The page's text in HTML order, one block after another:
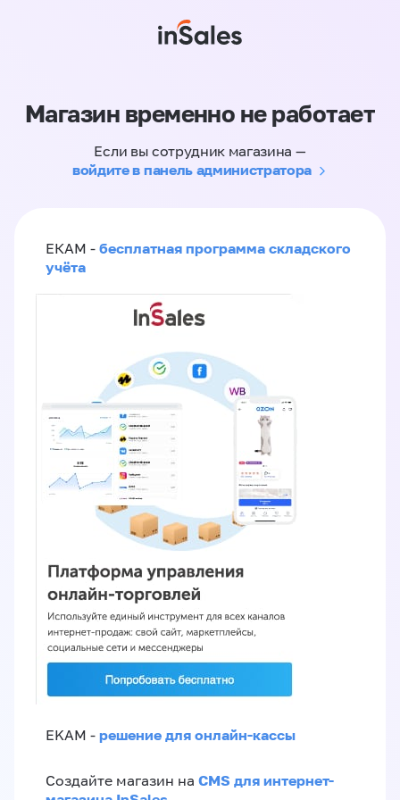
Магазин временно не работает
Если вы сотрудник магазина —
войдите в панель администратора
ЕКАМ - бесплатная программа складского
учёта
EKAM - решение для онлайн-кассы
Создайте магазин на CMS для интернет-